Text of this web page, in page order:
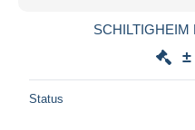
SCHILTIGHEIM
±
Status